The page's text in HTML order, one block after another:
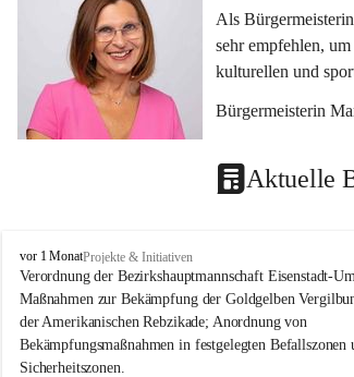
Als
sehr empfehlen,
kulturellen und
Bürgermeisterin
Aktuelle
O
s
l
i
p
vor 1 MonatProjekte & Initiativen
Verordnung der Bezirkshauptmannschaft Eisenstadt-
Maßnahmen zur Bekämpfung der Goldgelben
der Amerikanischen Rebzikade; Anordnung von
Bekämpfungsmaßnahmen in festgelegten Befallszonen
Sicherheitszonen.